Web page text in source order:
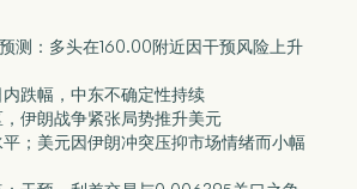
测：多头在160.00附近因干预风险上升
跌幅，中东不确定性持续
伊朗战争紧张局势推升美元
；美元因伊朗冲突压抑市场情绪而小幅